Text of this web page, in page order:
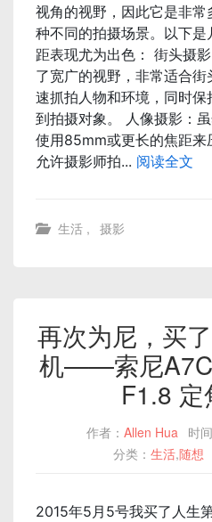
视角的视野，因此它是非
种不同的拍摄场景。以下
距表现尤为出色： 街头摄
了宽广的视野，非常适合
速抓拍人物和环境，同时
到拍摄对象。 人像摄影：
使用85mm或更长的焦距
允许摄影师拍... 阅读全文
生活 , 摄影
再次为尼，买
机——索尼
F1.8 定
作者： Allen Hua
时
分类： 生活,随想
2015年5月5号我买了人生